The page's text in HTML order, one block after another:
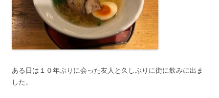
ある日は１０年ぶりに会った友人と久しぶりに街に飲みに出ま
した。